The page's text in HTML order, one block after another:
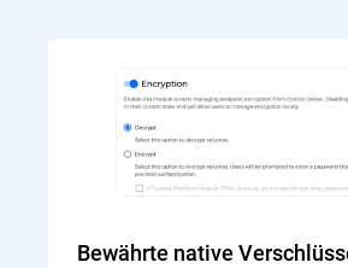
Bewährte native